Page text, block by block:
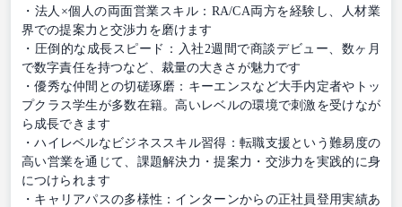
・法人×個人の両面営業スキル：RA/CA両方を経験し、人材業
界での提案力と交渉力を磨けます
・圧倒的な成長スピード：入社2週間で商談デビュー、数ヶ月
で数字責任を持つなど、裁量の大きさが魅力です
・優秀な仲間との切磋琢磨：キーエンスなど大手内定者やトッ
プクラス学生が多数在籍。高いレベルの環境で刺激を受けなが
ら成長できます
・ハイレベルなビジネススキル習得：転職支援という難易度の
高い営業を通じて、課題解決力・提案力・交渉力を実践的に身
につけられます
・キャリアパスの多様性：インターンからの正社員登用実績あ